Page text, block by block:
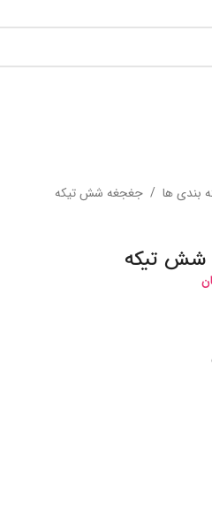
بندی ها / جغجغه شش تیکه
شش تیکه